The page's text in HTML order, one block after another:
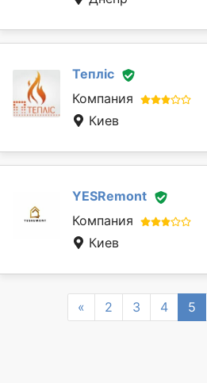
Тепліс
Компания
Киев
YESRemont
Компания
Киев
« Previous
2 3 4 5